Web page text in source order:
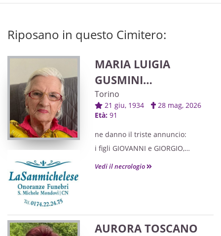
Riposano in questo Cimitero:
MARIA LUIGIA
GUSMINI
ved. BOASSO
Torino
21 giu, 1934
28 mag, 2026
Età: 91
ne danno il triste annuncio:
i figli GIOVANNI e GIORGIO,
le nuore MARIA TERESA e RENATA,
Vedi il necrologio
AURORA TOSCANO